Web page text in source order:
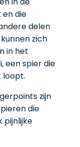
en die
delen
zich
in het
een spier die
loopt.
zijn
die
pijnlijke